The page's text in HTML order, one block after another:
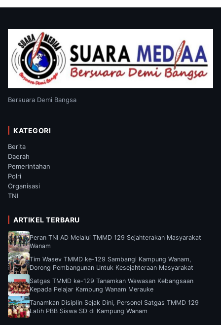
Bersuara Demi Bangsa
KATEGORI
Berita
Daerah
Pemerintahan
Polri
Organisasi
TNI
ARTIKEL TERBARU
Peran TNI AD Melalui TMMD 129 Sejahterakan Masyarakat
Wanam
Tim Wasev TMMD ke-129 Sambangi Kampung Wanam,
Dorong Pembangunan Untuk Kesejahteraan Masyarakat
Satgas TMMD ke-129 Tanamkan Wawasan Kebangsaan
Kepada Pelajar Kampung Wanam Merauke
Tanamkan Disiplin Sejak Dini, Personel Satgas TMMD 129
Latih PBB Siswa SD di Kampung Wanam